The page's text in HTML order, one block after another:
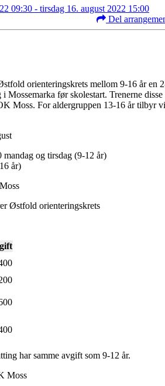
09:30 - tirsdag 16. august 2022 15:00
Del
orienteringskrets mellom 9-16 år en
i Mossemarka før skolestart. Trenerne disse
Moss. For aldergruppen 13-16 år tilbyr vi
og tirsdag (9-12 år)
år)
Østfold orienteringskrets
har samme avgift som 9-12 år.
Moss